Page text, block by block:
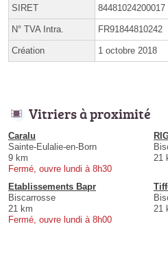
SIRET 84481024200017
N° TVA Intra. FR91844810242
Création 1 octobre 2018
Vitriers à proximité
Caralu
Sainte-Eulalie-en-Born
9 km
Fermé, ouvre lundi à 8h30
21
Etablissements Bapr
Biscarrosse
21 km
Fermé, ouvre lundi à 8h00
21